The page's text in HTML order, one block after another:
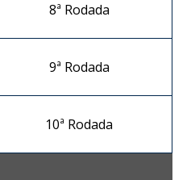
8ª Rodada
9ª Rodada
10ª Rodada